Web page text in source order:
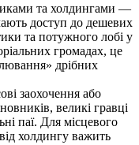
та холдингами —
доступ до дешевих
та потужного лобі у
громадах, це
дрібних
заохочення або
великі гравці
паї. Для місцевого
холдингу важить